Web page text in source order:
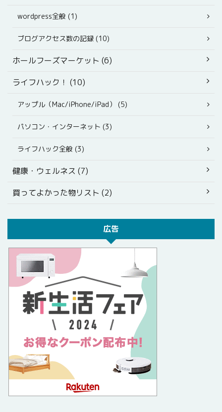
wordpress全般 (1)
ブログアクセス数の記録 (10)
ホールフーズマーケット (6)
ライフハック！ (10)
アップル（Mac/iPhone/iPad） (5)
パソコン・インターネット (3)
ライフハック全般 (3)
健康・ウェルネス (7)
買ってよかった物リスト (2)
広告